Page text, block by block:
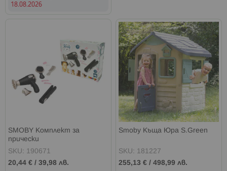
18.08.2026
SMOBY Комплект за
прически
SKU: 190671
20,44 € / 39,98 лв.
Smoby Къща Юра S.Green
SKU: 181227
255,13 € /498,99 лв.